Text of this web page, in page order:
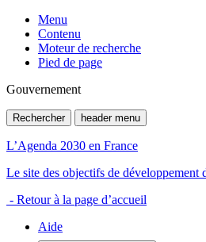
Menu
Contenu
Moteur de recherche
Pied de page
Gouvernement
Rechercher header menu
L’Agenda 2030 en France
Le site des objectifs de développement
- Retour à la page d’accueil
Aide